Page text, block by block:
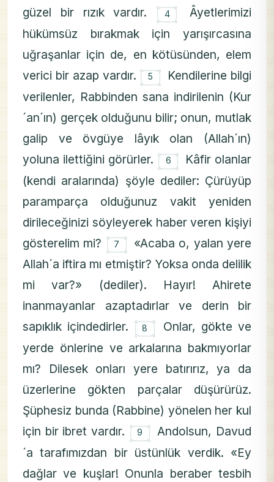
güzel bir rızık vardır. ۝
4
Âyetlerimizi
hükümsüz bırakmak için yarışırcasına
uğraşanlar için de, en kötüsünden, elem
verici bir azap vardır. ۝
5
Kendilerine bilgi
verilenler, Rabbinden sana indirilenin (Kur
´an´ın) gerçek olduğunu bilir; onun, mutlak
galip ve övgüye lâyık olan (Allah´ın)
yoluna ilettiğini görürler. ۝
6
Kâfir olanlar
(kendi aralarında) şöyle dediler: Çürüyüp
paramparça olduğunuz vakit yeniden
dirileceğinizi söyleyerek haber veren kişiyi
gösterelim mi? ۝
7
«Acaba o, yalan yere
Allah´a iftira mı etmiştir? Yoksa onda delilik
mi var?» (dediler). Hayır! Ahirete
inanmayanlar azaptadırlar ve derin bir
sapıklık içindedirler. ۝
8
Onlar, gökte ve
yerde önlerine ve arkalarına bakmıyorlar
mı? Dilesek onları yere batırırız, ya da
üzerlerine gökten parçalar düşürürüz.
Şüphesiz bunda (Rabbine) yönelen her kul
için bir ibret vardır. ۝
9
Andolsun, Davud
´a tarafımızdan bir üstünlük verdik. «Ey
dağlar ve kuşlar! Onunla beraber tesbih